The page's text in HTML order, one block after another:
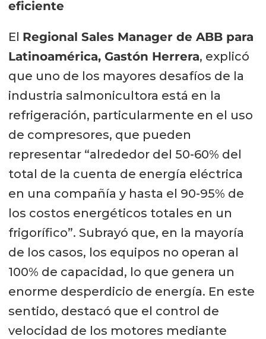
eficiente
El Regional Sales Manager de ABB para
Latinoamérica, Gastón Herrera, explicó
que uno de los mayores desafíos de la
industria salmonicultora está en la
refrigeración, particularmente en el uso
de compresores, que pueden
representar “alrededor del 50-60% del
total de la cuenta de energía eléctrica
en una compañía y hasta el 90-95% de
los costos energéticos totales en un
frigorífico”. Subrayó que, en la mayoría
de los casos, los equipos no operan al
100% de capacidad, lo que genera un
enorme desperdicio de energía. En este
sentido, destacó que el control de
velocidad de los motores mediante